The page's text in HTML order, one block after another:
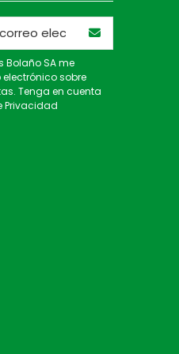
Bolaño SA me
sobre
Tenga en cuenta
Privacidad